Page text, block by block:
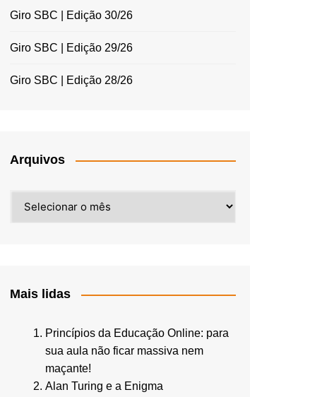
Giro SBC | Edição 30/26
Giro SBC | Edição 29/26
Giro SBC | Edição 28/26
Arquivos
Mais lidas
Princípios da Educação Online: para
sua aula não ficar massiva nem
maçante!
Alan Turing e a Enigma